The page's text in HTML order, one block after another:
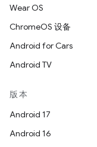
Wear OS
ChromeOS 设备
Android for Cars
Android TV
版本
Android 17
Android 16